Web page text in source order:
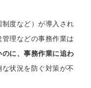
度など）が導入され
理などの事務作業は
のに、事務作業に追わ
な状況を防ぐ対策が不